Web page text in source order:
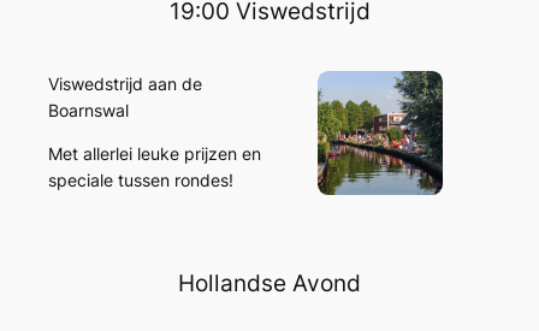
19:00 Viswedstrijd
Viswedstrijd aan de
Boarnswal
Met allerlei leuke prijzen en
speciale tussen rondes!
Hollandse Avond